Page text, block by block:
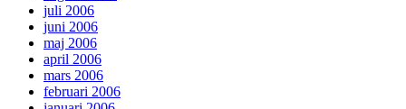
juli 2006
juni 2006
maj 2006
april 2006
mars 2006
februari 2006